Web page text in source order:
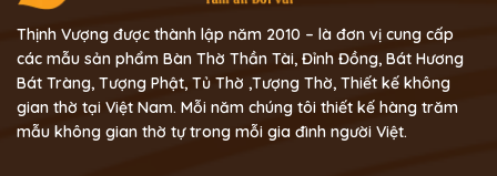
Thịnh Vượng được thành lập năm 2010 – là đơn vị cung cấp
các mẫu sản phẩm Bàn Thờ Thần Tài, Đỉnh Đồng, Bát Hương
Bát Tràng, Tượng Phật, Tủ Thờ ,Tượng Thờ, Thiết kế không
gian thờ tại Việt Nam. Mỗi năm chúng tôi thiết kế hàng trăm
mẫu không gian thờ tự trong mỗi gia đình người Việt.